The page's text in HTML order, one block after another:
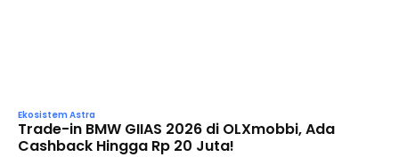
Ekosistem Astra
Trade-in BMW GIIAS 2026 di OLXmobbi, Ada
Cashback Hingga Rp 20 Juta!